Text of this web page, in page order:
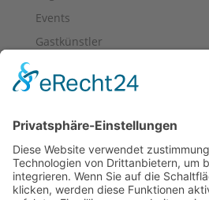
Events
Gastkünstler
Tipps & Tricks
virtuelle Ausstellung
Workshops
Zeichnen/Aquarellieren